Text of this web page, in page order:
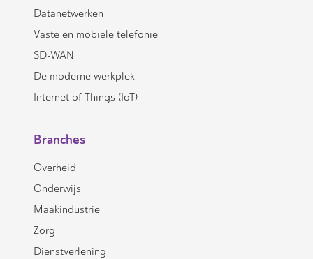
Datanetwerken
Vaste en mobiele telefonie
SD-WAN
De moderne werkplek
Internet of Things (IoT)
Branches
Overheid
Onderwijs
Maakindustrie
Zorg
Dienstverlening